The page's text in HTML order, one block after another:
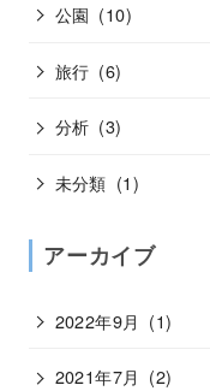
公園 (10)
旅行 (6)
分析 (3)
未分類 (1)
アーカイブ
2022年9月 (1)
2021年7月 (2)